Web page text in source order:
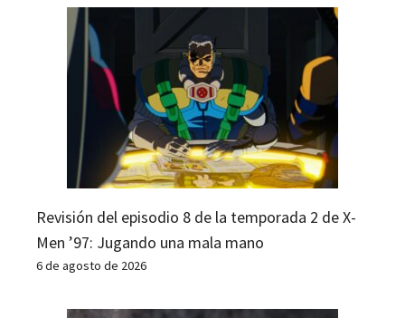
Revisión del episodio 8 de la temporada 2 de X-
Men ’97: Jugando una mala mano
6 de agosto de 2026